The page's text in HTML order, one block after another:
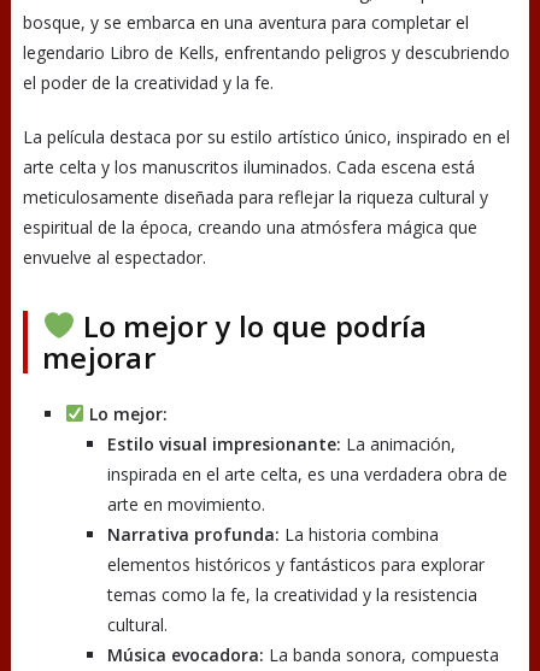
bosque, y se embarca en una aventura para completar el
legendario Libro de Kells, enfrentando peligros y descubriendo
el poder de la creatividad y la fe.
La película destaca por su estilo artístico único, inspirado en el
arte celta y los manuscritos iluminados. Cada escena está
meticulosamente diseñada para reflejar la riqueza cultural y
espiritual de la época, creando una atmósfera mágica que
envuelve al espectador.
Lo mejor y lo que podría
mejorar
Lo mejor:
Estilo visual impresionante: La animación,
inspirada en el arte celta, es una verdadera obra de
arte en movimiento.
Narrativa profunda: La historia combina
elementos históricos y fantásticos para explorar
temas como la fe, la creatividad y la resistencia
cultural.
Música evocadora: La banda sonora, compuesta